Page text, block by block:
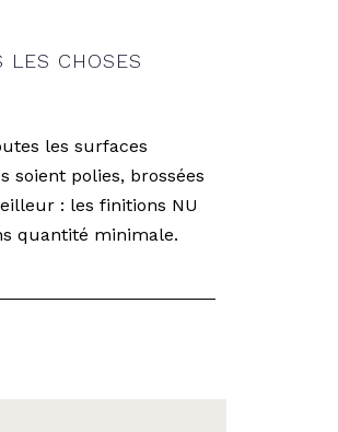
LES CHOSES
les surfaces
soient polies, brossées
: les finitions NU
quantité minimale.